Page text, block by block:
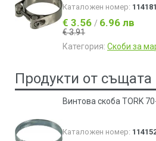
Каталожен номер: 114181
€ 3.56 / 6.96 лв
€ 3.91
Категория: Скоби за
Продукти от същата
Винтова скоба TORK
Каталожен номер: